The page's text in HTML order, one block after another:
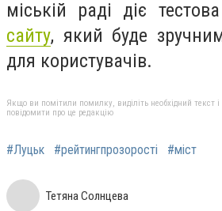
міській раді діє
сайту, який буде
для користувачів.
Якщо ви помітили помилку, виділіть необхідний текст
повідомити про це редакцію
#Луцьк #рейтингпрозорості #міст
Тетяна Солнцева